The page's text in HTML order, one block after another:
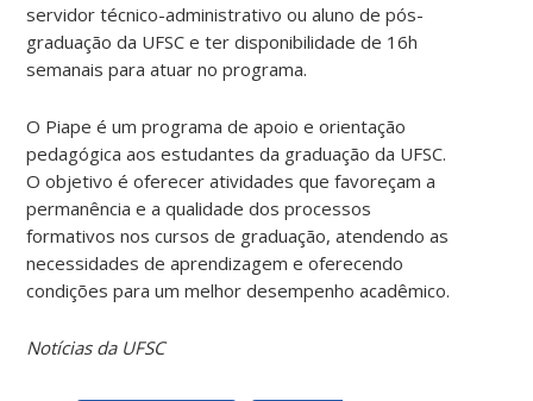
servidor técnico-administrativo ou aluno de pós-
graduação da UFSC e ter disponibilidade de 16h
semanais para atuar no programa.
O Piape é um programa de apoio e orientação
pedagógica aos estudantes da graduação da UFSC.
O objetivo é oferecer atividades que favoreçam a
permanência e a qualidade dos processos
formativos nos cursos de graduação, atendendo as
necessidades de aprendizagem e oferecendo
condições para um melhor desempenho acadêmico.
Notícias da UFSC